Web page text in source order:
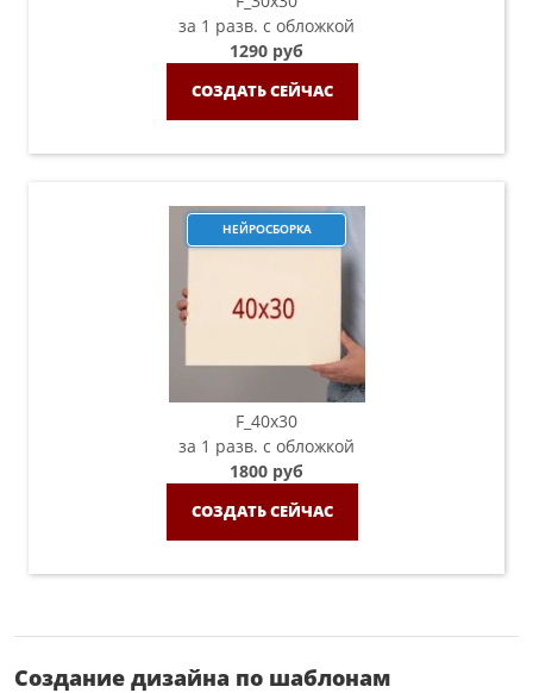
за 1 разв. с обложкой
1290 руб
СОЗДАТЬ СЕЙЧАС
НЕЙРОСБОРКА
F_40x30
за 1 разв. с обложкой
1800 руб
СОЗДАТЬ СЕЙЧАС
Создание дизайна по шаблонам